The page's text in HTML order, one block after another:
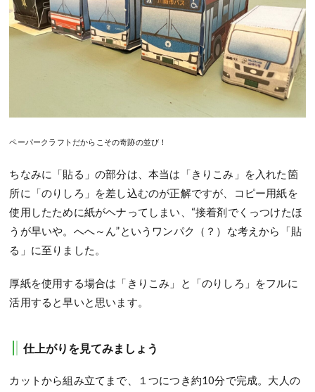
ペーパークラフトだからこその奇跡の並び！
ちなみに「貼る」の部分は、本当は「きりこみ」を入れた箇
所に「のりしろ」を差し込むのが正解ですが、コピー用紙を
使用したために紙がヘナってしまい、“接着剤でくっつけたほ
うが早いや。へへ～ん”というワンパク（？）な考えから「貼
る」に至りました。
厚紙を使用する場合は「きりこみ」と「のりしろ」をフルに
活用すると早いと思います。
仕上がりを見てみましょう
カットから組み立てまで、１つにつき約10分で完成。大人の